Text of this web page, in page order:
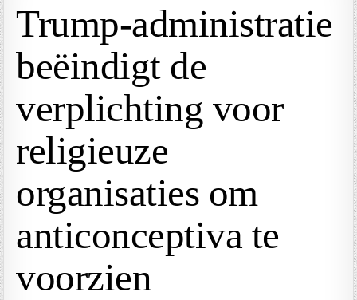
Trump-administratie
beëindigt de
verplichting voor
religieuze
organisaties om
anticonceptiva te
voorzien